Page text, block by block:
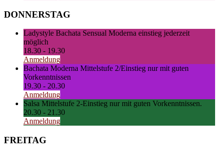
DONNERSTAG
Ladystyle Bachata Sensual Moderna einstieg jederzeit
möglich
18.30 - 19.30
Anmeldung
Bachata Moderna Mittelstufe 2/Einstieg nur mit guten
Vorkenntnissen
19.30 - 20.30
Anmeldung
Salsa Mittelstufe 2-Einstieg nur mit guten Vorkenntnissen.
20.30 - 21.30
Anmeldung
FREITAG